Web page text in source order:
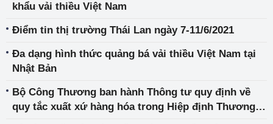
khẩu vải thiều Việt Nam
Điểm tin thị trường Thái Lan ngày 7-11/6/2021
Đa dạng hình thức quảng bá vải thiều Việt Nam tại
Nhật Bản
Bộ Công Thương ban hành Thông tư quy định về
quy tắc xuất xứ hàng hóa trong Hiệp định Thương